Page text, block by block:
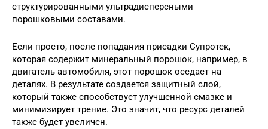
структурированными ультрадисперсными
порошковыми составами.
Если просто, после попадания присадки Супротек,
которая содержит минеральный порошок, например, в
двигатель автомобиля, этот порошок оседает на
деталях. В результате создается защитный слой,
который также способствует улучшенной смазке и
минимизирует трение. Это значит, что ресурс деталей
также будет увеличен.